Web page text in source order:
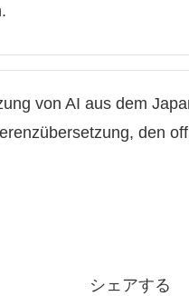
von AI aus dem
den
シェアする